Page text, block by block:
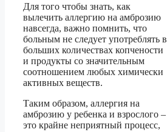
Для того чтобы знать, как
вылечить аллергию на амброзию
навсегда, важно помнить, что
больным не следует употреблять в
больших количествах копчености
и продукты со значительным
соотношением любых химически
активных веществ.
Таким образом, аллергия на
амброзию у ребенка и взрослого –
это крайне неприятный процесс,